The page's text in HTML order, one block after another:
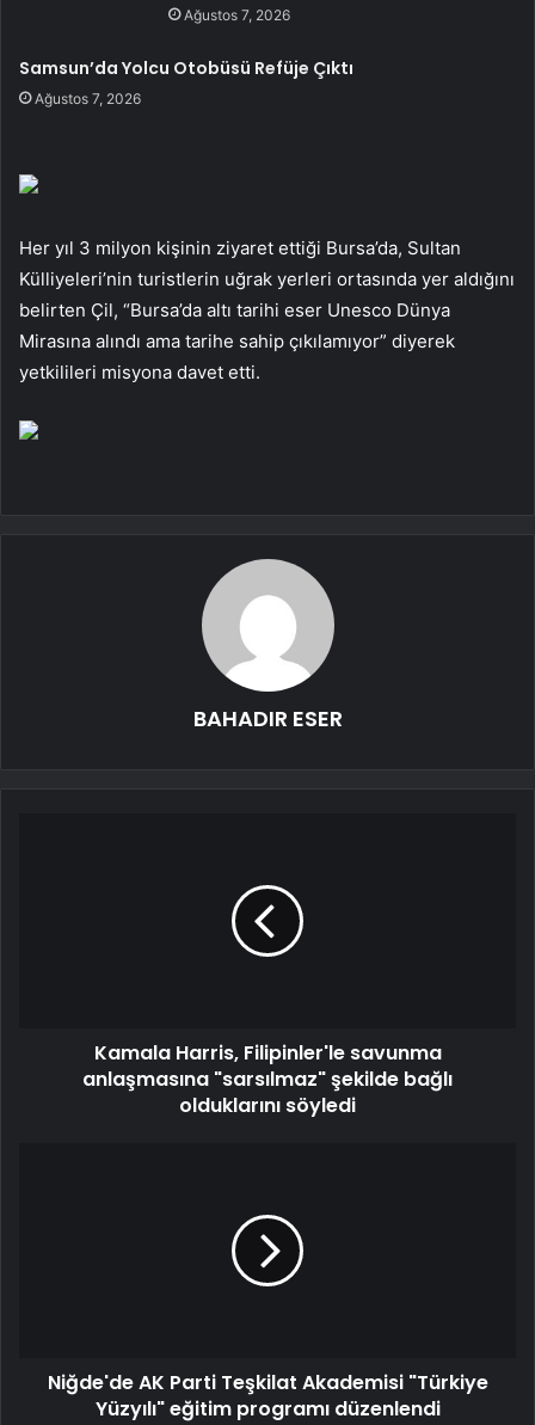
Ağustos 7, 2026
Samsun’da Yolcu Otobüsü Refüje Çıktı
Ağustos 7, 2026
Her yıl 3 milyon kişinin ziyaret ettiği Bursa’da, Sultan
Külliyeleri’nin turistlerin uğrak yerleri ortasında yer aldığını
belirten Çil, “Bursa’da altı tarihi eser Unesco Dünya
Mirasına alındı ama tarihe sahip çıkılamıyor” diyerek
yetkilileri misyona davet etti.
BAHADIR ESER
Kamala Harris, Filipinler'le savunma
anlaşmasına "sarsılmaz" şekilde bağlı
olduklarını söyledi
Niğde'de AK Parti Teşkilat Akademisi "Türkiye
Yüzyılı" eğitim programı düzenlendi